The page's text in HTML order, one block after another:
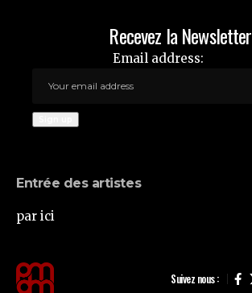
Recevez la Newsletter
Email address:
Entrée des artistes
par ici
Suivez nous :